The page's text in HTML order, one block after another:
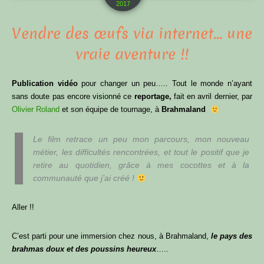
2017
Vendre des œufs via internet… une
vraie aventure !!
Publication vidéopour changer un peu….. Tout le monde n’ayant
sans doute pas encore visionné ce reportage, fait en avril dernier, par
Olivier Roland et son équipe de tournage, à Brahmaland
Le film retrace un peu mon parcours, mon nouveau
métier, les difficultés rencontrées, et tout le positif que je
retire au quotidien, grâce à mes cocottes et à la
communauté que j’ai créé !
Aller !!
C’est parti pour une immersion chez nous, à Brahmaland, le pays des
brahmas doux et des poussins heureux…..